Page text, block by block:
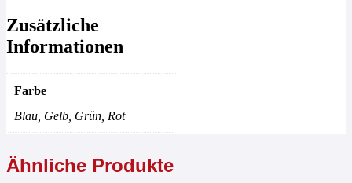
Zusätzliche
Informationen
Farbe
Blau, Gelb, Grün, Rot
Ähnliche Produkte